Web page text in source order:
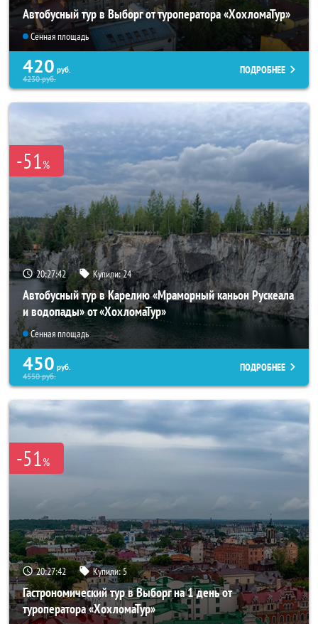
Автобусный тур в Выборг от туроператора «ХохломаТур»
Сенная площадь
420 руб.
4230руб.
ПОДРОБНЕЕ
-51%
20:27:40 Купили:24
Автобусный тур в Карелию «Мраморный каньон Рускеала
и водопады» от «ХохломаТур»
Сенная площадь
450 руб.
4550руб.
ПОДРОБНЕЕ
-51%
20:27:40 Купили:5
Гастрономический тур в Выборг на 1 день от
туроператора «ХохломаТур»